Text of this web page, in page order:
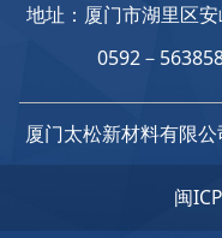
地址：厦门市湖里区
0592－
厦门太松新材料有限
闽